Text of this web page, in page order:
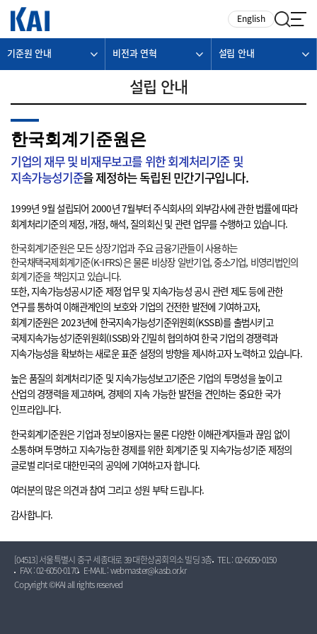
English
기준원 안내 비전과 연혁 설립 안내
설립 안내
한국회계기준원은
기업의 재무 및 비재무보고를 위한 회계처리기준 및
지속가능성기준을 제정하는 독립된 민간기구입니다.
1999년 9월 설립되어 2000년 7월부터 주식회사의 외부감사에 관한 법률에 따라
회계처리기준의 제정, 개정, 해석, 질의회신 및 관련 업무를 수행하고 있습니다.
한국회계기준원은 모든 상장기업과 주요 금융기관들이 사용하는
한국채택국제회계기준(K-IFRS)은 물론 비상장 일반기업, 중소기업, 비영리법인의
회계기준을 책임지고 있습니다.
또한, 지속가능성공시기준 제정 업무 및 지속가능성 공시 관련 제도 등에 관한
연구를 통하여 이해관계인의 보호와 기업의 건전한 발전에 기여하고자,
회계기준원은 2023년에 한국지속가능성기준위원회(KSSB)를 출범시키고
국제지속가능성기준위원회(ISSB)와 긴밀히 협의하여 한국 기업의 경쟁력과
지속가능성을 확보하는 새로운 표준 설정의 방향을 제시하고자 노력하고 있습니다.
높은 품질의 회계처리기준 및 지속가능성보고기준은 기업의 투명성을 높이고
산업의 경쟁력을 제고하며, 경제의 지속 가능한 발전을 견인하는 중요한 국가
인프라입니다.
한국회계기준원은 기업과 정보이용자는 물론 다양한 이해관계자들과 끊임 없이
소통하며 투명하고 지속가능한 경제를 위한 회계기준 및 지속가능성기준 제정의
글로벌 리더로 대한민국의 공익에 기여하고자 합니다.
여러분의 많은 의견과 참여 그리고 성원 부탁 드립니다.
감사합니다.
[04513] 서울특별시 중구 세종대로 39 대한상공회의소 빌딩 3층 TEL : 02-6050-0150
FAX : 02-6050-0170
E-MAIL : webmaster@kasb.or.kr
Copyright ©KAI all rights reserved